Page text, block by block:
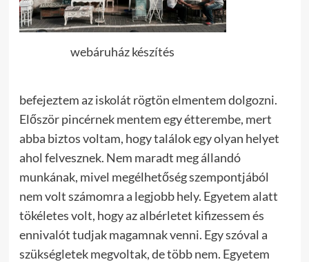
webáruház készítés
befejeztem az iskolát rögtön elmentem dolgozni.
Először pincérnek mentem egy étterembe, mert
abba biztos voltam, hogy találok egy olyan helyet
ahol felvesznek. Nem maradt meg állandó
munkának, mivel megélhetőség szempontjából
nem volt számomra a legjobb hely. Egyetem alatt
tökéletes volt, hogy az albérletet kifizessem és
ennivalót tudjak magamnak venni. Egy szóval a
szükségletek megvoltak, de több nem. Egyetem